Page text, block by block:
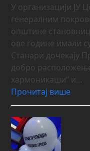
У организацији ЈУ
генералним
општине
ове године имали
Станари дочекају
добро
хармоникаши“ и…
Прочитај више